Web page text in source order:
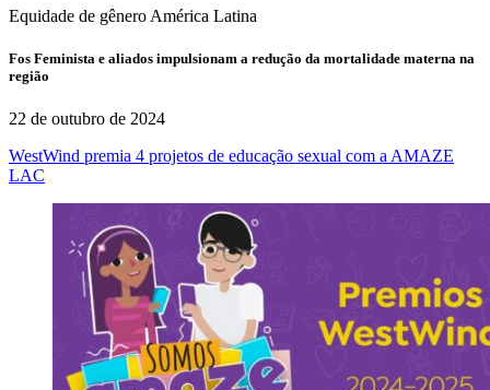
Equidade de gênero América Latina
Fos Feminista e aliados impulsionam a redução da mortalidade materna na
região
22 de outubro de 2024
WestWind premia 4 projetos de educação sexual com a AMAZE
LAC